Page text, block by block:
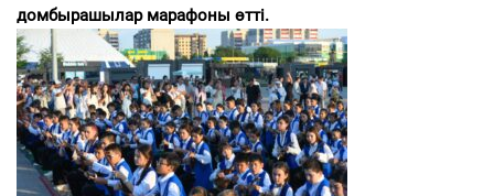
домбырашылар марафоны өтті.